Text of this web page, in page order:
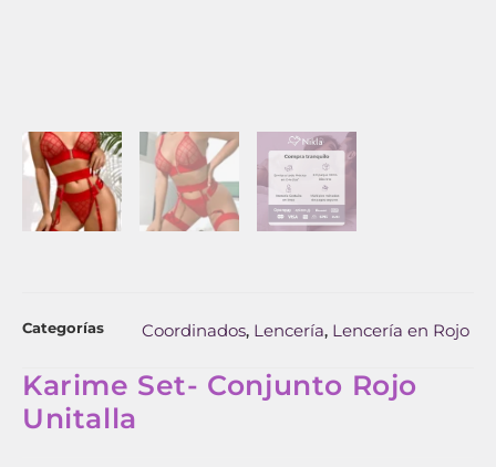
Categorías Coordinados, Lencería, Lencería en Rojo
Karime Set- Conjunto Rojo
Unitalla